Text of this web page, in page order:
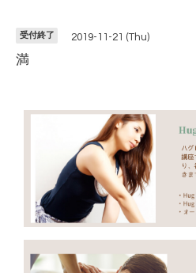
受付終了 2019-11-21 (Thu)
満